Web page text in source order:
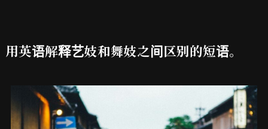
用英语解释艺妓和舞妓之间区别的短语。